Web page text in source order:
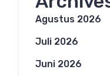
Agustus 2026
Juli 2026
Juni 2026